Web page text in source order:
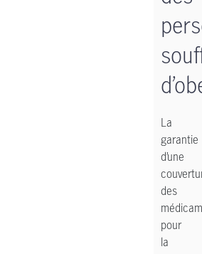
La
garantie
d’une
des
pour
la